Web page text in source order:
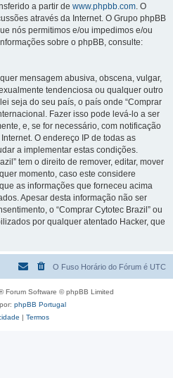
a partir de www.phpbb.com. O
através da Internet. O Grupo phpBB
nós permitimos e/ou impedimos e/ou
sobre o phpBB, consulte:
mensagem abusiva, obscena, vulgar,
tendenciosa ou qualquer outro
seja do seu país, o país onde “Comprar
Fazer isso pode levá-lo a ser
e, se for necessário, com notificação
O endereço IP de todas as
a implementar estas condições.
tem o direito de remover, editar, mover
momento, caso este considere
as informações que forneceu acima
Apesar desta informação não ser
o “Comprar Cytotec Brazil” ou
por qualquer atentado Hacker, que
O Fuso Horário do Fórum é UTC
Forum Software © phpBB Limited
phpBB Portugal
| Termos